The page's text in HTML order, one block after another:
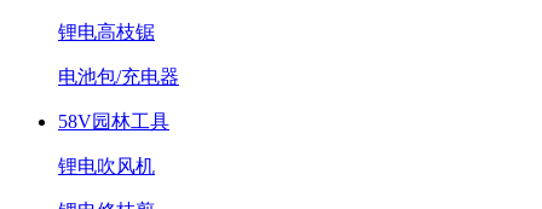
锂电高枝锯
电池包/充电器
58V园林工具
锂电吹风机